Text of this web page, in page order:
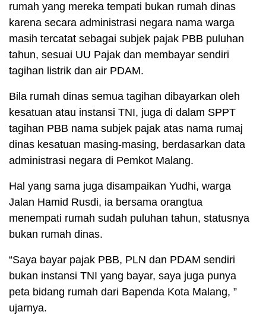
rumah yang mereka tempati bukan rumah dinas
karena secara administrasi negara nama warga
masih tercatat sebagai subjek pajak PBB puluhan
tahun, sesuai UU Pajak dan membayar sendiri
tagihan listrik dan air PDAM.
Bila rumah dinas semua tagihan dibayarkan oleh
kesatuan atau instansi TNI, juga di dalam SPPT
tagihan PBB nama subjek pajak atas nama rumaj
dinas kesatuan masing-masing, berdasarkan data
administrasi negara di Pemkot Malang.
Hal yang sama juga disampaikan Yudhi, warga
Jalan Hamid Rusdi, ia bersama orangtua
menempati rumah sudah puluhan tahun, statusnya
bukan rumah dinas.
“Saya bayar pajak PBB, PLN dan PDAM sendiri
bukan instansi TNI yang bayar, saya juga punya
peta bidang rumah dari Bapenda Kota Malang, ”
ujarnya.